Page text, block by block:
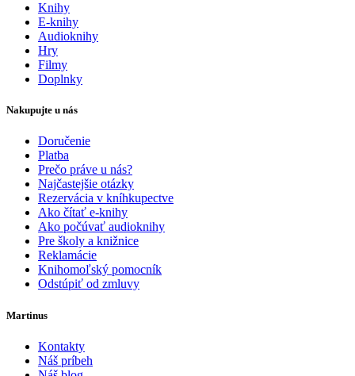
Knihy
E-knihy
Audioknihy
Hry
Filmy
Doplnky
Nakupujte u nás
Doručenie
Platba
Prečo práve u nás?
Najčastejšie otázky
Rezervácia v kníhkupectve
Ako čítať e-knihy
Ako počúvať audioknihy
Pre školy a knižnice
Reklamácie
Knihomoľský pomocník
Odstúpiť od zmluvy
Martinus
Kontakty
Náš príbeh